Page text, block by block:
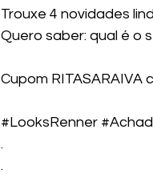
Trouxe 4 novidades
Quero saber: qual é o
Cupom RITASARAIVA
#LooksRenner
.
.